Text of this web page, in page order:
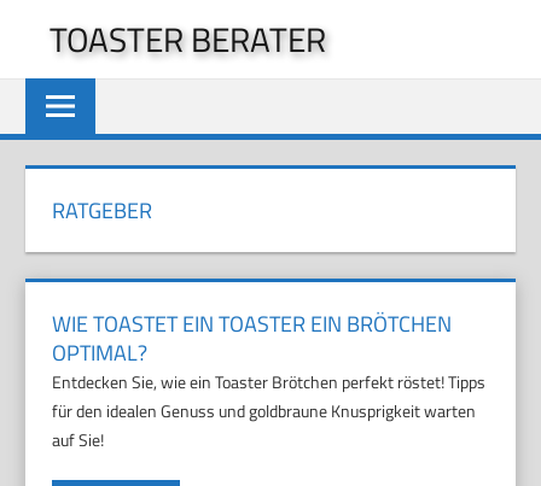
springen
TOASTER BERATER
RATGEBER
WIE TOASTET EIN TOASTER EIN BRÖTCHEN
OPTIMAL?
Entdecken Sie, wie ein Toaster Brötchen perfekt röstet! Tipps
für den idealen Genuss und goldbraune Knusprigkeit warten
auf Sie!